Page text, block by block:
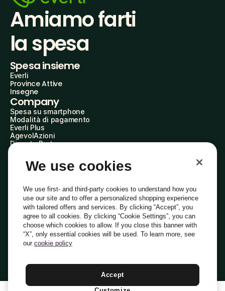
Amiamo farti
la spesa
Spesa insieme
Everli
Province Attive
Insegne
Company
Spesa su smartphone
Modalità di pagamento
Everli Plus
AgevolAzioni
Diventa Partner
Everli Shoppers
About Us
Everli News
Domande frequenti
Lavora con noi
Diventa Shopper
Investitori
PrivacyCookiePreferenze Cookie
Termini e CondizioniCodice Etico
Indirizzo PEC: everli@pec.it - indirizzo DPO: dpo@everli.com
Italiano
We use cookies
We use first- and third-party cookies to understand how you
use our site and to offer a personalized shopping experience
with tailored offers and services. By clicking “Accept”, you
agree to all cookies. By clicking “Cookie Settings”, you can
choose which cookies to allow. If you close this banner with
“X”, only essential cookies will be used. To learn more, see
our cookie policy
Accept